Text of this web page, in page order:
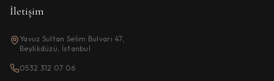
İletişim
Yavuz Sultan Selim Bulvarı 47,
Beylikdüzü, İstanbul
0532 312 07 06